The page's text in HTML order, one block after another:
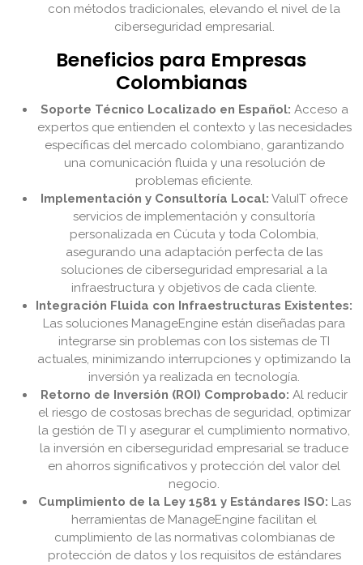
con métodos tradicionales, elevando el nivel de la
ciberseguridad empresarial.
Beneficios para Empresas
Colombianas
Soporte Técnico Localizado en Español: Acceso a
expertos que entienden el contexto y las necesidades
específicas del mercado colombiano, garantizando
una comunicación fluida y una resolución de
problemas eficiente.
Implementación y Consultoría Local: ValuIT ofrece
servicios de implementación y consultoría
personalizada en Cúcuta y toda Colombia,
asegurando una adaptación perfecta de las
soluciones de ciberseguridad empresarial a la
infraestructura y objetivos de cada cliente.
Integración Fluida con Infraestructuras Existentes:
Las soluciones ManageEngine están diseñadas para
integrarse sin problemas con los sistemas de TI
actuales, minimizando interrupciones y optimizando la
inversión ya realizada en tecnología.
Retorno de Inversión (ROI) Comprobado: Al reducir
el riesgo de costosas brechas de seguridad, optimizar
la gestión de TI y asegurar el cumplimiento normativo,
la inversión en ciberseguridad empresarial se traduce
en ahorros significativos y protección del valor del
negocio.
Cumplimiento de la Ley 1581 y Estándares ISO: Las
herramientas de ManageEngine facilitan el
cumplimiento de las normativas colombianas de
protección de datos y los requisitos de estándares